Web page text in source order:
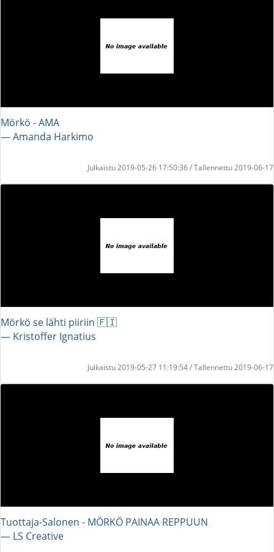
Mörkö - AMA
― Amanda Harkimo
Julkaistu 2019-05-26 17:50:36 / Tallennettu 2019-06-17
Mörkö se lähti piiriin 🇫🇮
― Kristoffer Ignatius
Julkaistu 2019-05-27 11:19:54 / Tallennettu 2019-06-17
Tuottaja-Salonen - MÖRKÖ PAINAA REPPUUN
― LS Creative